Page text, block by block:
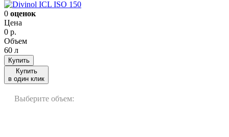
0 оценок
Цена
0 р.
Объем
60 л
Купить
Купить
в один клик
Выберите объем: